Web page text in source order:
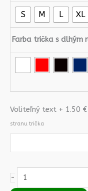
S M L XL
Farba trička s dlhým
Voliteľný text + 1.50 €
stranu trička
-